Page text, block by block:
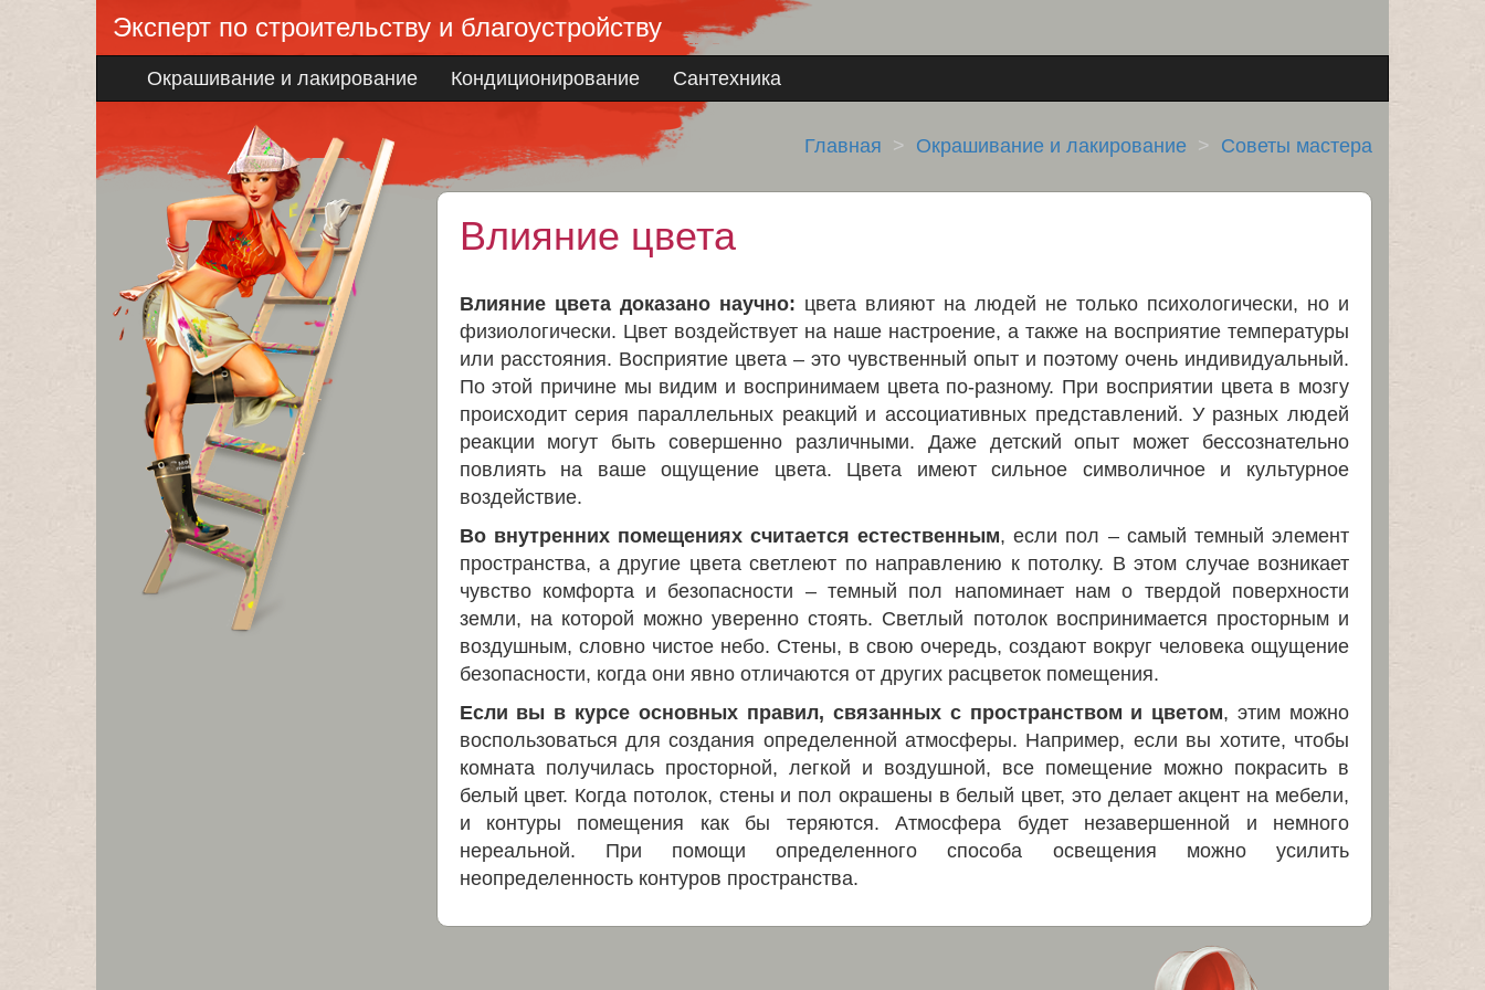
Эксперт по строительству и благоустройству
Окрашивание и лакирование Кондиционирование Сантехника
Главная Окрашивание и лакирование Советы мастера
Влияние цвета
Влияние цвета доказано научно: цвета влияют на людей не только психологически, но и
физиологически. Цвет воздействует на наше настроение, а также на восприятие температуры
или расстояния. Восприятие цвета – это чувственный опыт и поэтому очень индивидуальный.
По этой причине мы видим и воспринимаем цвета по-разному. При восприятии цвета в мозгу
происходит серия параллельных реакций и ассоциативных представлений. У разных людей
реакции могут быть совершенно различными. Даже детский опыт может бессознательно
повлиять на ваше ощущение цвета. Цвета имеют сильное символичное и культурное
воздействие.
Во внутренних помещениях считается естественным, если пол – самый темный элемент
пространства, а другие цвета светлеют по направлению к потолку. В этом случае возникает
чувство комфорта и безопасности – темный пол напоминает нам о твердой поверхности
земли, на которой можно уверенно стоять. Светлый потолок воспринимается просторным и
воздушным, словно чистое небо. Стены, в свою очередь, создают вокруг человека ощущение
безопасности, когда они явно отличаются от других расцветок помещения.
Если вы в курсе основных правил, связанных с пространством и цветом, этим можно
воспользоваться для создания определенной атмосферы. Например, если вы хотите, чтобы
комната получилась просторной, легкой и воздушной, все помещение можно покрасить в
белый цвет. Когда потолок, стены и пол окрашены в белый цвет, это делает акцент на мебели,
и контуры помещения как бы теряются. Атмосфера будет незавершенной и немного
нереальной. При помощи определенного способа освещения можно усилить
неопределенность контуров пространства.